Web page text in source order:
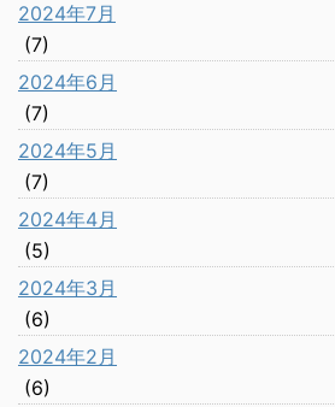
2024年7月
(7)
2024年6月
(7)
2024年5月
(7)
2024年4月
(5)
2024年3月
(6)
2024年2月
(6)